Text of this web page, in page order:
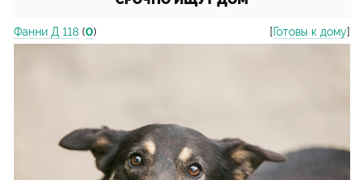
Фанни Д 118 (0) [Готовы к дому]